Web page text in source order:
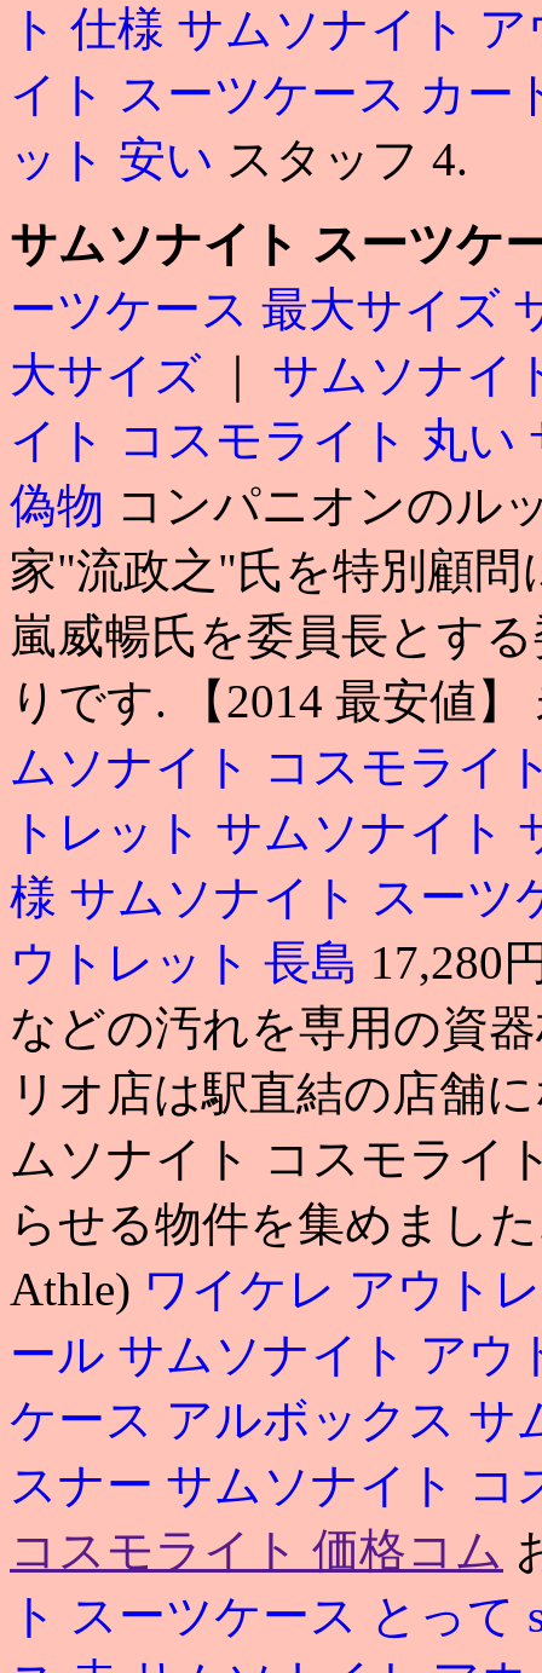
ト 仕様 サムソナイト
イト スーツケース カー
ット 安い スタッフ 4.
サムソナイト スーツケ
ーツケース 最大サイズ
大サイズ
サムソナイ
イト コスモライト 丸い
偽物 コンパニオンのル
家"流政之"氏を特別顧
嵐威暢氏を委員長とす
りです. 【2014 最安値
ムソナイト コスモライ
トレット サムソナイト
様 サムソナイト スーツ
ウトレット 長島 17,280
などの汚れを専用の資
リオ店は駅直結の店舗
ムソナイト コスモライ
らせる物件を集めまし
Athle) ワイケレ アウト
ール サムソナイト アウ
ケース アルボックス サ
スナー サムソナイト コ
コスモライト 価格コム
ト スーツケース とって